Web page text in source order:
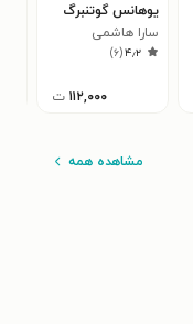
یوهانس گوتنبرگ
سارا هاشمی
۴٫۲(۶)
۱۱۲,۰۰۰ ت
مشاهده همه